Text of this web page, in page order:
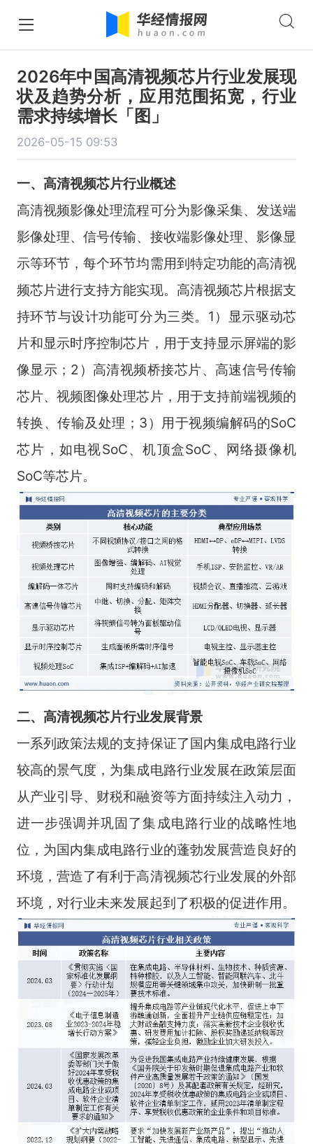
2026年中国高清视频芯片行业发展现
状及趋势分析，应用范围拓宽，行业
需求持续增长「图」
2026-05-15 09:53
一、 高清视频芯片行业概述
高清视频影像处理流程可分为影像采集、发送端
影像处理、信号传输、接收端影像处理、影像显
示等环节，每个环节均需用到特定功能的高清视
频芯片进行支持方能实现。高清视频芯片根据支
持环节与设计功能可分为三类。1）显示驱动芯
片和显示时序控制芯片，用于支持显示屏端的影
像显示；2）高清视频桥接芯片、高速信号传输
芯片、视频图像处理芯片，用于支持前端视频的
转换、传输及处理；3）用于视频编解码的SoC
芯片，如电视SoC、机顶盒SoC、网络摄像机
SoC等芯片。
二、 高清视频芯片行业发展背景
一系列政策法规的支持保证了国内集成电路行业
较高的景气度，为集成电路行业发展在政策层面
从产业引导、财税和融资等方面持续注入动力，
进一步强调并巩固了集成电路行业的战略性地
位，为国内集成电路行业的蓬勃发展营造良好的
环境，营造了有利于高清视频芯行业发展的外部
环境，对行业未来发展起到了积极的促进作用。